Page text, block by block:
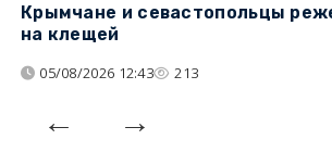
Крымчане и севастопольцы
на клещей
05/08/2026 12:43 213